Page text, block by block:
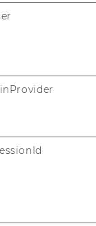
INCOMING
UND